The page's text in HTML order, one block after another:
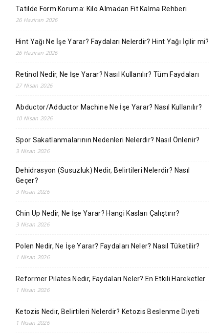
Tatilde Form Koruma: Kilo Almadan Fit Kalma Rehberi
26 Haziran 2026
Hint Yağı Ne İşe Yarar? Faydaları Nelerdir? Hint Yağı İçilir mi?
26 Haziran 2026
Retinol Nedir, Ne İşe Yarar? Nasıl Kullanılır? Tüm Faydaları
27 Nisan 2026
Abductor/Adductor Machine Ne İşe Yarar? Nasıl Kullanılır?
10 Nisan 2026
Spor Sakatlanmalarının Nedenleri Nelerdir? Nasıl Önlenir?
3 Nisan 2026
Dehidrasyon (Susuzluk) Nedir, Belirtileri Nelerdir? Nasıl
Geçer?
3 Nisan 2026
Chin Up Nedir, Ne İşe Yarar? Hangi Kasları Çalıştırır?
3 Nisan 2026
Polen Nedir, Ne İşe Yarar? Faydaları Neler? Nasıl Tüketilir?
1 Nisan 2026
Reformer Pilates Nedir, Faydaları Neler? En Etkili Hareketler
1 Nisan 2026
Ketozis Nedir, Belirtileri Nelerdir? Ketozis Beslenme Diyeti
1 Nisan 2026